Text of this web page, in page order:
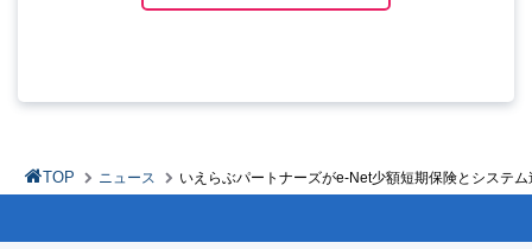
TOP ニュース いえらぶパートナーズがe-Net少額短期保険とシステ